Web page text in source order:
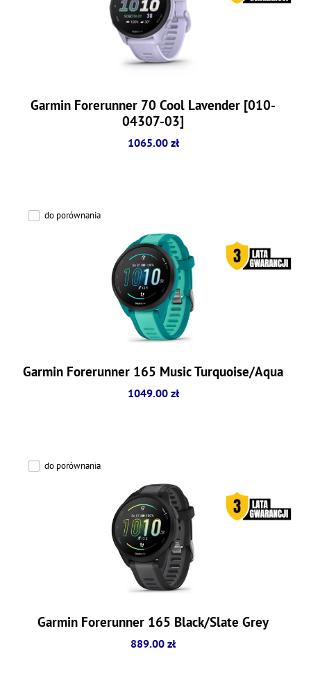
Garmin Forerunner 70 Cool Lavender [010-
04307-03]
1065.00 zł
do porównania
Garmin Forerunner 165 Music Turquoise/Aqua
1049.00 zł
do porównania
Garmin Forerunner 165 Black/Slate Grey
889.00 zł